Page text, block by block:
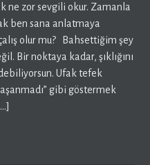
ne zor sevgili okur. Zamanla
ben sana anlatmaya
olur mu? Bahsettiğim şey
Bir noktaya kadar, şıklığını
Ufak tefek
gibi göstermek